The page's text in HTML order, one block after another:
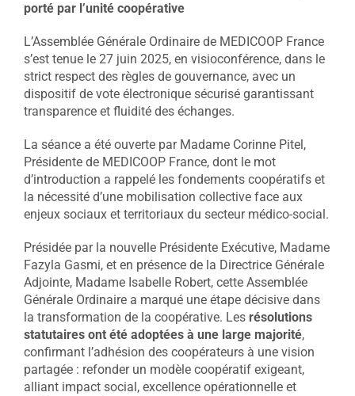
porté par l’unité coopérative
L’Assemblée Générale Ordinaire de MEDICOOP France
s’est tenue le 27 juin 2025, en visioconférence, dans le
strict respect des règles de gouvernance, avec un
dispositif de vote électronique sécurisé garantissant
transparence et fluidité des échanges.
La séance a été ouverte par Madame Corinne Pitel,
Présidente de MEDICOOP France, dont le mot
d’introduction a rappelé les fondements coopératifs et
la nécessité d’une mobilisation collective face aux
enjeux sociaux et territoriaux du secteur médico-social.
Présidée par la nouvelle Présidente Exécutive, Madame
Fazyla Gasmi, et en présence de la Directrice Générale
Adjointe, Madame Isabelle Robert, cette Assemblée
Générale Ordinaire a marqué une étape décisive dans
la transformation de la coopérative. Les résolutions
statutaires ont été adoptées à une large majorité,
confirmant l’adhésion des coopérateurs à une vision
partagée : refonder un modèle coopératif exigeant,
alliant impact social, excellence opérationnelle et